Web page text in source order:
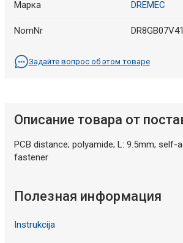
Марка DREMEC
NomNr
Задайте вопрос об этом товаре
Описание товара от
PCB distance; polyamide; L: 9.5mm; self-
fastener
Полезная информация
Instrukcija